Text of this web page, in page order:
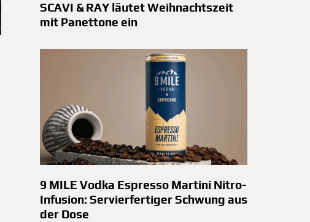
SCAVI & RAY läutet Weihnachtszeit
mit Panettone ein
9 MILE Vodka Espresso Martini Nitro-
Infusion: Servierfertiger Schwung aus
der Dose